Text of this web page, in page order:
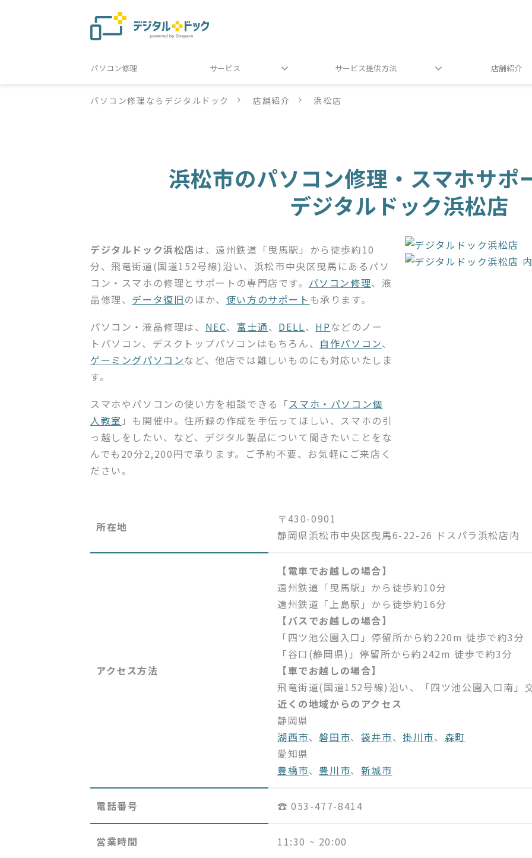
パソコン修理 サービス サービス提供方法 店舗紹介
パソコン修理ならデジタルドック 店舗紹介 浜松店
浜松市のパソコン修理・スマホサポ
デジタルドック浜松店
デジタルドック浜松店は、遠州鉄道「曳馬駅」から徒歩約10
分、飛竜街道(国道152号線)沿い、浜松市中央区曳馬にあるパソ
コン・スマホの修理とサポートの専門店です。 パソコン修理、液
晶修理、 データ復旧のほか、 使い方のサポート も承ります。
パソコン・液晶修理は、 NEC、 富士通、 DELL、 HPなどのノー
トパソコン、デスクトップパソコンはもちろん、 自作パソコン、
ゲーミングパソコンなど、他店では難しいものにも対応いたしま
す。
スマホやパソコンの使い方を相談できる「スマホ・パソコン個
人教室 」も開催中。住所録の作成を手伝ってほしい、スマホの引
っ越しをしたい、など、デジタル製品について聞きたいことをな
んでも20分2,200円で承ります。ご予約不要、お気軽にご来店く
ださい。
所在地
〒430-0901
静岡県浜松市中央区曳馬6-22-26 ドスパラ浜松店内
アクセス方法
【電車でお越しの場合】
遠州鉄道「曳馬駅」から徒歩約10分
遠州鉄道「上島駅」から徒歩約16分
【バスでお越しの場合】
「四ツ池公園入口」停留所から約220m 徒歩で約3分
「谷口(静岡県)」停留所から約242m 徒歩で約3分
【車でお越しの場合】
飛竜街道(国道152号線)沿い、「四ツ池公園入口南」
近くの地域からのアクセス
静岡県
湖西市、磐田市、 袋井市、掛川市、 森町
愛知県
豊橋市、 豊川市、 新城市
電話番号 ☎︎ 053-477-8414
営業時間 11:30 ~ 20:00